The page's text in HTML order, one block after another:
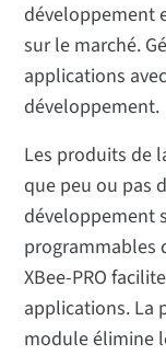
développement
sur le marché.
applications
développement.
Les produits de
que peu ou pas
développement
programmables
XBee-PRO
applications. La
module élimine